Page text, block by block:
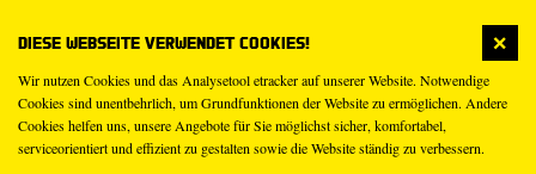
Diese Webseite verwendet Cookies!
Wir nutzen Cookies und das Analysetool etracker auf unserer Website. Notwendige
Cookies sind unentbehrlich, um Grundfunktionen der Website zu ermöglichen. Andere
Cookies helfen uns, unsere Angebote für Sie möglichst sicher, komfortabel,
serviceorientiert und effizient zu gestalten sowie die Website ständig zu verbessern.